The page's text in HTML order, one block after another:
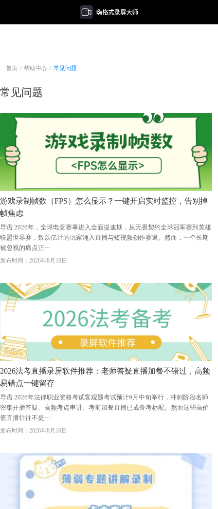
首页 / 帮助中心 / 常见问题
常见问题
游戏录制帧数（FPS）怎么显示？一键开启实时监控，告别掉
帧焦虑
导语 2026年，全球电竞赛事进入全面提速期，从无畏契约全球冠军赛到英雄
联盟世界赛，数以亿计的玩家涌入直播与短视频创作赛道。然而，一个长期
被忽视的痛点正···
发布时间：2026年8月10日
2026法考直播录屏软件推荐：老师答疑直播加餐不错过，高频
易错点一键留存
导语 2026年法律职业资格考试客观题考试预计9月中旬举行，冲刺阶段名师
密集开播答疑、高频考点串讲、考前加餐直播已成备考标配。然而这些高价
值直播往往不提···
发布时间：2026年8月10日